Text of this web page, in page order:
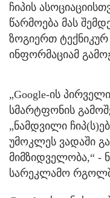
ჩიპის
წარმოება მას
ზოგიერთ ტექნიკურ
ინფორმაციამ
„Google-ის
სმარტფონის
„ნამდვილი
უმოკლეს ვადაში
მიმზიდველობა,“ -
სარეკლამო